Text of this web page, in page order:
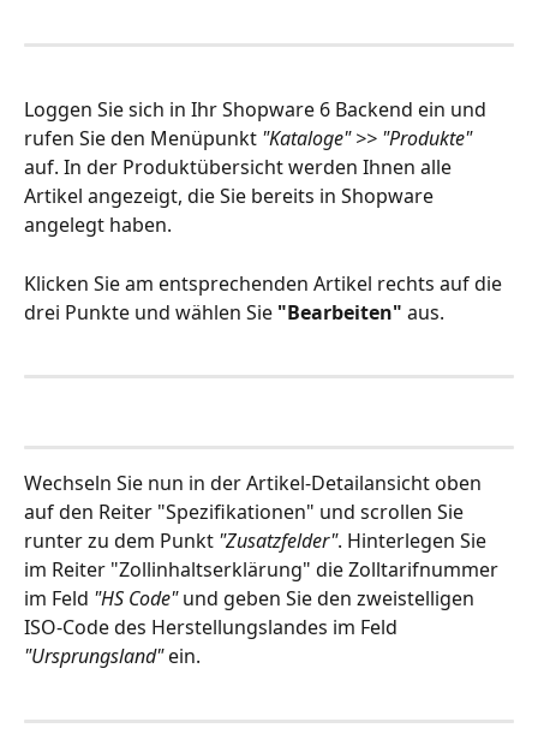
Loggen Sie sich in Ihr Shopware 6 Backend ein und
rufen Sie den Menüpunkt "Kataloge" >> "Produkte"
auf. In der Produktübersicht werden Ihnen alle
Artikel angezeigt, die Sie bereits in Shopware
angelegt haben.
Klicken Sie am entsprechenden Artikel rechts auf die
drei Punkte und wählen Sie "Bearbeiten" aus.
Wechseln Sie nun in der Artikel-Detailansicht oben
auf den Reiter "Spezifikationen" und scrollen Sie
runter zu dem Punkt "Zusatzfelder". Hinterlegen Sie
im Reiter "Zollinhaltserklärung" die Zolltarifnummer
im Feld "HS Code" und geben Sie den zweistelligen
ISO-Code des Herstellungslandes im Feld
"Ursprungsland" ein.